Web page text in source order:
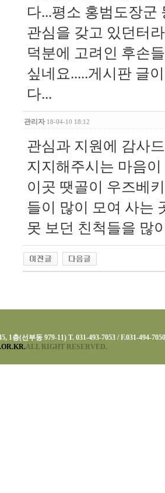
다...평소 홍범도장군
관심을 갖고 있던터
덕분에 고려인 후손
싶네요.....게시판 글
다...
관리자 18-04-10 18:12
관심과 지원에 감사
지지해주시는 마음
이곳 땟골이 우즈베
들이 많이 모여 사는
못 보던 친척들을 많
1층(선부동 979-11) T. 031-493-7053 / F.031-494-7050
ALL RIGHT RESERVED.